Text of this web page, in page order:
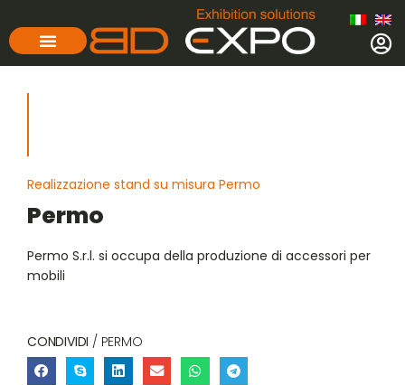
Realizzazione stand su misura Permo
Permo
Permo S.r.l. si occupa della produzione di accessori per
mobili
CONDIVIDI / PERMO